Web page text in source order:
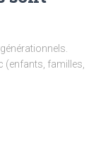
(enfants, familles,